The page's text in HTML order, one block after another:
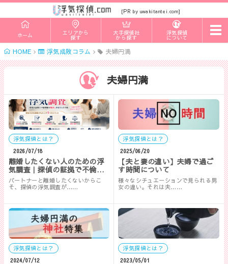
[PR by uwakitantei.com]
ホーム エリアから
探す
大手探偵社
から探す
浮気探偵
について
t
o
g
l
e
i
HOME 浮気成敗コラム 夫婦円満
夫婦円満
浮気探偵とは？
2026/07/18
離婚したくない人のための浮
気調査｜探偵の証拠で不倫関
係を解消し修復する全手順
パートナーと離婚したくないからこ
そ、探偵の浮気調査が……
浮気探偵とは？
2025/06/20
【夫と妻の違い】夫婦で過ご
す時間について
様々なシチュエーションで見られる男
女の違い。それは夫……
浮気探偵とは？
2024/07/12
浮気探偵とは？
2023/05/01